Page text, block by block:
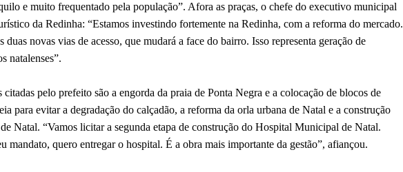
e muito frequentado pela população”. Afora as praças, o chefe do executivo municipal
da Redinha: “Estamos investindo fortemente na Redinha, com a reforma do mercado.
duas novas vias de acesso, que mudará a face do bairro. Isso representa geração de
natalenses”.
citadas pelo prefeito são a engorda da praia de Ponta Negra e a colocação de blocos de
para evitar a degradação do calçadão, a reforma da orla urbana de Natal e a construção
Natal. “Vamos licitar a segunda etapa de construção do Hospital Municipal de Natal.
mandato, quero entregar o hospital. É a obra mais importante da gestão”, afiançou.